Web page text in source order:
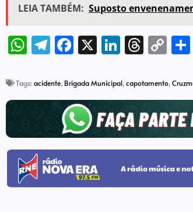
LEIA TAMBÉM: Suposto
WhatsApp
Telegram
Facebook
X LinkedIn
Tags: acidente, Brigada Municipal,capotamento,